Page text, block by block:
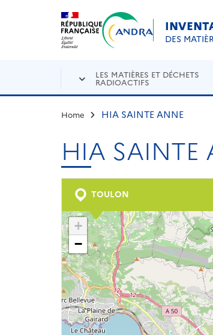
Aller au contenu principal
DES
LES MATIÈRES ET DÉCHETS
RADIOACTIFS
Home HIA SAINTE ANNE
HIA SAINTE
TOULON
+
−